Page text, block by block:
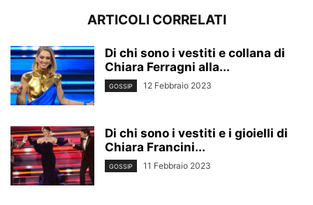
ARTICOLI CORRELATI
Di chi sono i vestiti e collana di
Chiara Ferragni alla...
GOSSIP 12 Febbraio 2023
Di chi sono i vestiti e i gioielli di
Chiara Francini...
GOSSIP 11 Febbraio 2023